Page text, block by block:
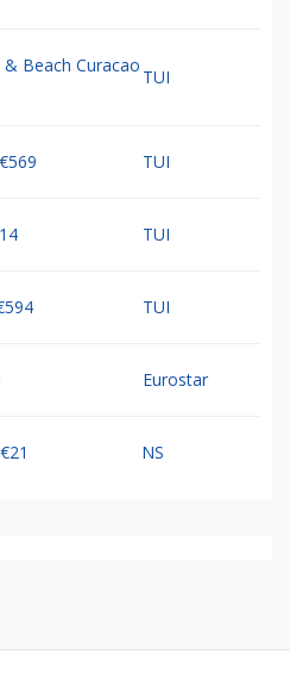
Beach Curacao
TUI
TUI
TUI
TUI
Eurostar
NS